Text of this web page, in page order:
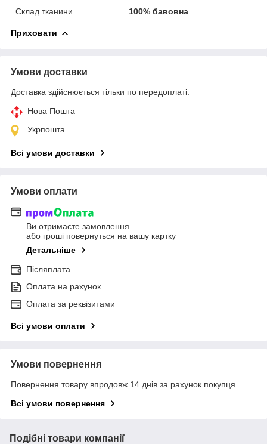
Склад тканини 100% бавовна
Приховати
Умови доставки
Доставка здійснюється тільки по передоплаті.
Нова Пошта
Укрпошта
Всі умови доставки
Умови оплати
Ви отримаєте замовлення
або гроші повернуться на вашу картку
Детальніше
Післяплата
Оплата на рахунок
Оплата за реквізитами
Всі умови оплати
Умови повернення
Повернення товару впродовж 14 днів за рахунок покупця
Всі умови повернення
Подібні товари компанії